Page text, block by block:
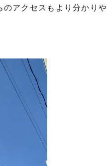
アクセスもより分かりや